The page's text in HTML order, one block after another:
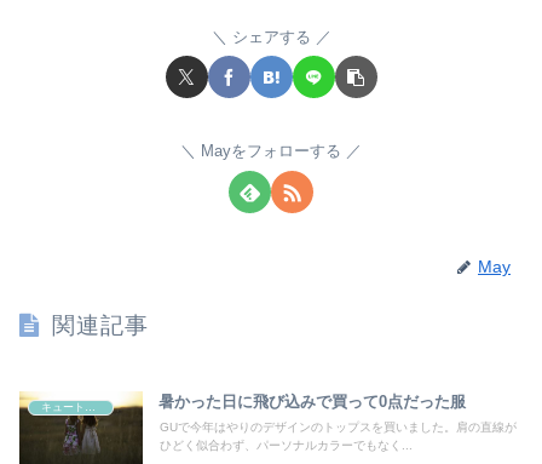
シェアする
Mayをフォローする
May
関連記事
キュートタイプ 暑かった日に飛び込みで買って0点だった服
GUで今年はやりのデザインのトップスを買いました。肩の直線が
ひどく似合わず、パーソナルカラーでもなく...